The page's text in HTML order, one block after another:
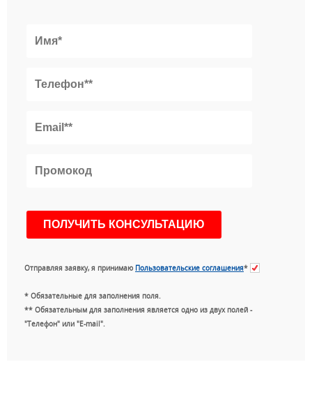
Отправляя заявку, я принимаю Пользовательские соглашения*
* Обязательные для заполнения поля.
** Обязательным для заполнения является одно из двух полей -
"Телефон" или "E-mail".